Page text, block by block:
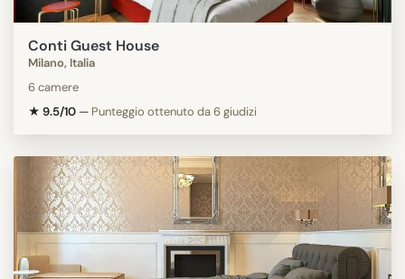
Conti Guest House
Milano, Italia
6 camere
★ 9.5/10 — Punteggio ottenuto da 6 giudizi